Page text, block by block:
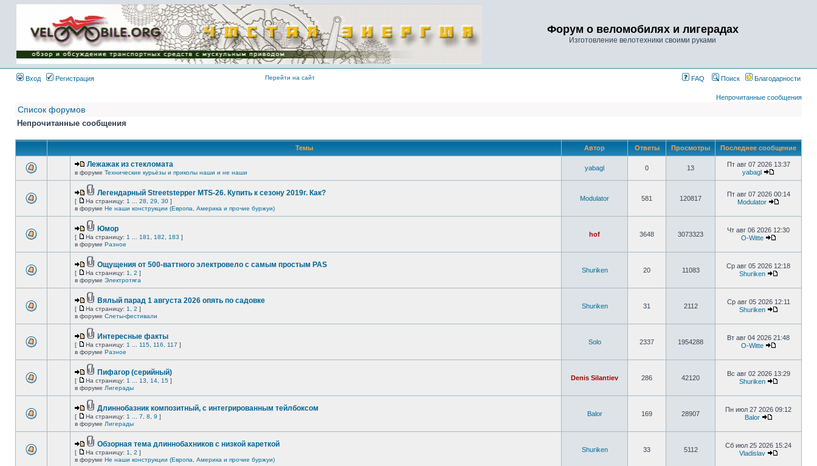
Имя пользователя:
Пароль:
{ LOG_ME_IN_SHORT
}
Форум о веломобилях и лигерадах
Изготовление велотехники своими руками
Вход Регистрация Перейти на сайт FAQ Поиск Благодарности
Непрочитанные сообщения
Список форумов
Непрочитанные сообщения
Темы Автор Ответы Просмотры Последнее сообщение
Лежажак из стекломата
в форуме Технические курьёзы и приколы наши и не наши
yabagl 0 13
Пт авг 07 2026 13:37
yabagl
Легендарный Streetstepper MTS-26. Купить к сезону 2019г. Как?
[ На страницу: 1 28 29 30 ]
в форуме Не наши конструкции (Европа, Америка и прочие буржуи)
Modulator 581 120817
Пт авг 07 2026 00:14
Modulator
Юмор
[ На страницу: 1 181 182 183 ]
в форуме Разное
hof 3648 3073323
Чт авг 06 2026 12:30
O-Witte
Ощущения от 500-ваттного электровело с самым простым PAS
[ На страницу: 1 2 ]
в форуме Электротяга
Shuriken 20 11083
Ср авг 05 2026 12:18
Shuriken
Вялый парад 1 августа 2026 опять по садовке
[ На страницу: 1 2 ]
в форуме Слеты-фестивали
Shuriken 31 2112
Ср авг 05 2026 12:11
Shuriken
Интересные факты
[ На страницу: 1 115 116 117 ]
в форуме Разное
Solo 2337 1954288
Вт авг 04 2026 21:48
O-Witte
Пифагор (серийный)
[ На страницу: 1 13 14 15 ]
в форуме Лигерады
Denis Silantiev 286 42120
Вс авг 02 2026 13:29
Shuriken
Длиннобазник композитный, с интегрированным тейлбоксом
[ На страницу: 1 7 8 9 ]
в форуме Лигерады
Balor 169 28907
Пн июл 27 2026 09:12
Balor
Обзорная тема длиннобахников с низкой кареткой
[ На страницу: 1 2 ]
в форуме Не наши конструкции (Европа, Америка и прочие буржуи)
Shuriken 33 5112
Сб июл 25 2026 15:24
Vladislav